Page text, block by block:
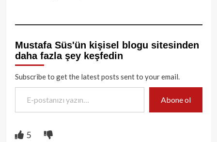
Mustafa Süs'ün kişisel blogu sitesinden
daha fazla şey keşfedin
Subscribe to get the latest posts sent to your email.
E-postanızı yazın…
Abone ol
5